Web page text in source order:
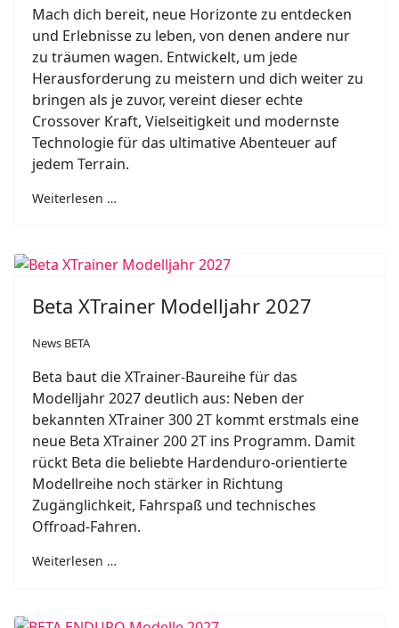
Mach dich bereit, neue Horizonte zu entdecken
und Erlebnisse zu leben, von denen andere nur
zu träumen wagen. Entwickelt, um jede
Herausforderung zu meistern und dich weiter zu
bringen als je zuvor, vereint dieser echte
Crossover Kraft, Vielseitigkeit und modernste
Technologie für das ultimative Abenteuer auf
jedem Terrain.
Weiterlesen …
Beta XTrainer Modelljahr 2027
News BETA
Beta baut die XTrainer-Baureihe für das
Modelljahr 2027 deutlich aus: Neben der
bekannten XTrainer 300 2T kommt erstmals eine
neue Beta XTrainer 200 2T ins Programm. Damit
rückt Beta die beliebte Hardenduro-orientierte
Modellreihe noch stärker in Richtung
Zugänglichkeit, Fahrspaß und technisches
Offroad-Fahren.
Weiterlesen …